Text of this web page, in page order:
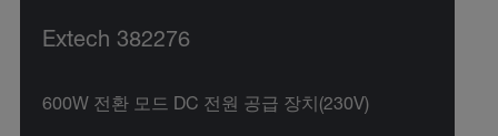
Extech 382276
600W 전환 모드 DC 전원 공급 장치(230V)